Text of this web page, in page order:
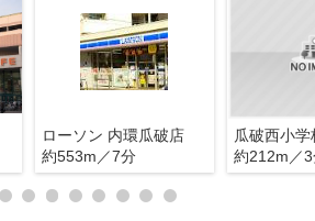
ローソン 内環瓜破店
約553m／7分
瓜破西小学
約212m／